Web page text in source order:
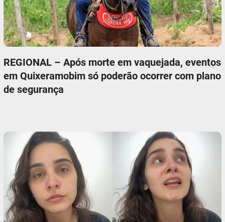
REGIONAL – Após morte em vaquejada, eventos
em Quixeramobim só poderão ocorrer com plano
de segurança